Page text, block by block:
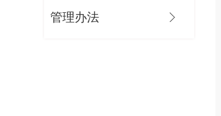
管理办法